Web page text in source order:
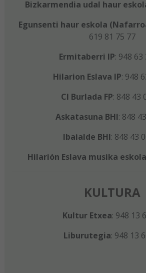
Bizkarmendia udal haur
Egunsenti haur eskola
619 81 75 77
Ermitaberri IP: 948 63
Hilarion Eslava IP: 948
CI Burlada FP: 848 43
Askatasuna BHI: 848
Ibaialde BHI: 848 43
Hilarión Eslava musika eskola
KULTURA
Kultur Etxea: 948 13
Liburutegia: 948 13